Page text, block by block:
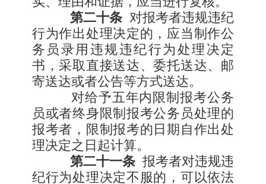
第二十条 对报考者违规违纪
行为作出处理决定的，应当制作公
务员录用违规违纪行为处理决定
书，采取直接送达、委托送达、邮
寄送达或者公告等方式送达。
对给予五年内限制报考公务
员或者终身限制报考公务员处理的
报考者，限制报考的日期自作出处
理决定之日起计算。
第二十一条 报考者对违规违
纪行为处理决定不服的，可以依法